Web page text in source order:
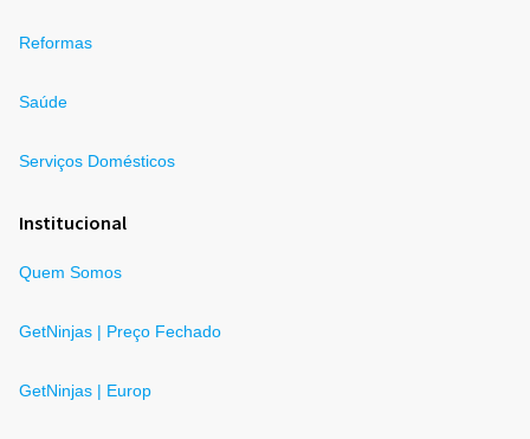
Reformas
Saúde
Serviços Domésticos
Institucional
Quem Somos
GetNinjas | Preço Fechado
GetNinjas | Europ